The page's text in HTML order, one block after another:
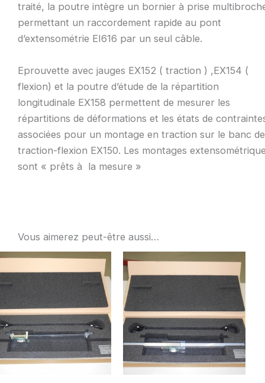
traité, la poutre intègre un bornier à prise
permettant un raccordement rapide au pont
d’extensométrie EI616 par un seul câble.
Eprouvette avec jauges EX152 ( traction ) ,EX154 (
flexion) et la poutre d’étude de la répartition
longitudinale EX158 permettent de mesurer les
répartitions de déformations et les états de
associées pour un montage en traction sur le banc de
traction-flexion EX150. Les montages
sont « prêts à la mesure »
Vous aimerez peut-être aussi…